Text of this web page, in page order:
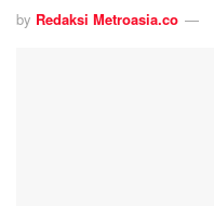
by Redaksi Metroasia.co